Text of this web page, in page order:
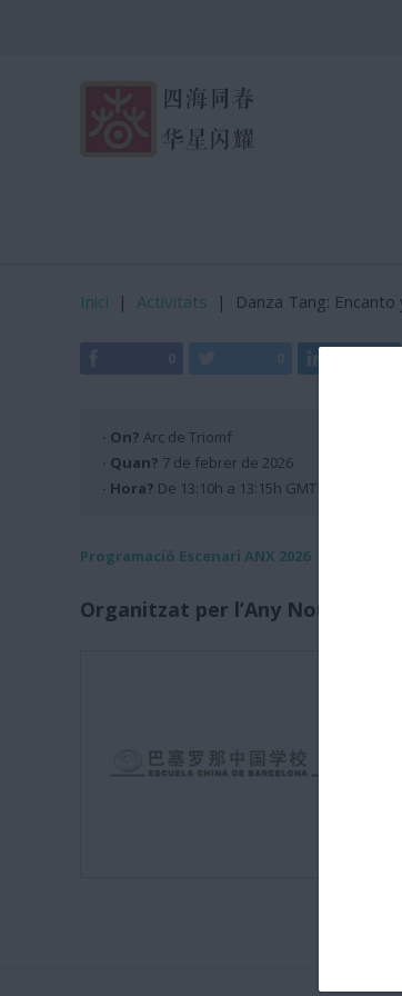
Inici | Activitats | Danza Tang: Encanto
· On? Arc de Triomf
· Quan? 7 de febrer de 2026
· Hora? De 13:10h a 13:15h GMT +2
Programació Escenari ANX 2026
Organitzat per l’Any Nou Xinès